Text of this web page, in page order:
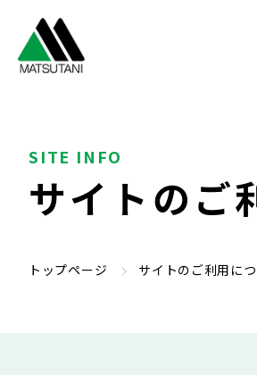
SITE INFO
サイトのご
トップページ サイトのご利用に